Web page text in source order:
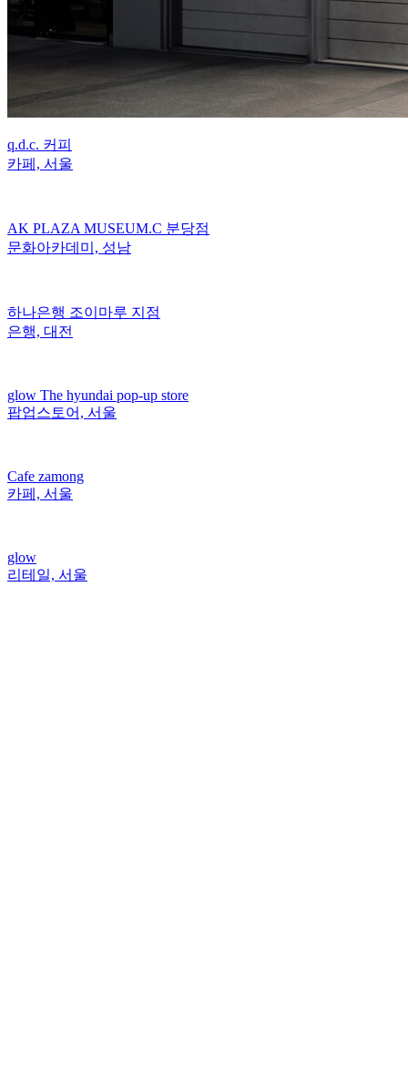
q.d.c. 커피
카페, 서울
AK PLAZA MUSEUM.C 분당점
문화아카데미, 성남
하나은행 조이마루 지점
은행, 대전
glow The hyundai pop-up store
팝업스토어, 서울
Cafe zamong
카페, 서울
glow
리테일, 서울